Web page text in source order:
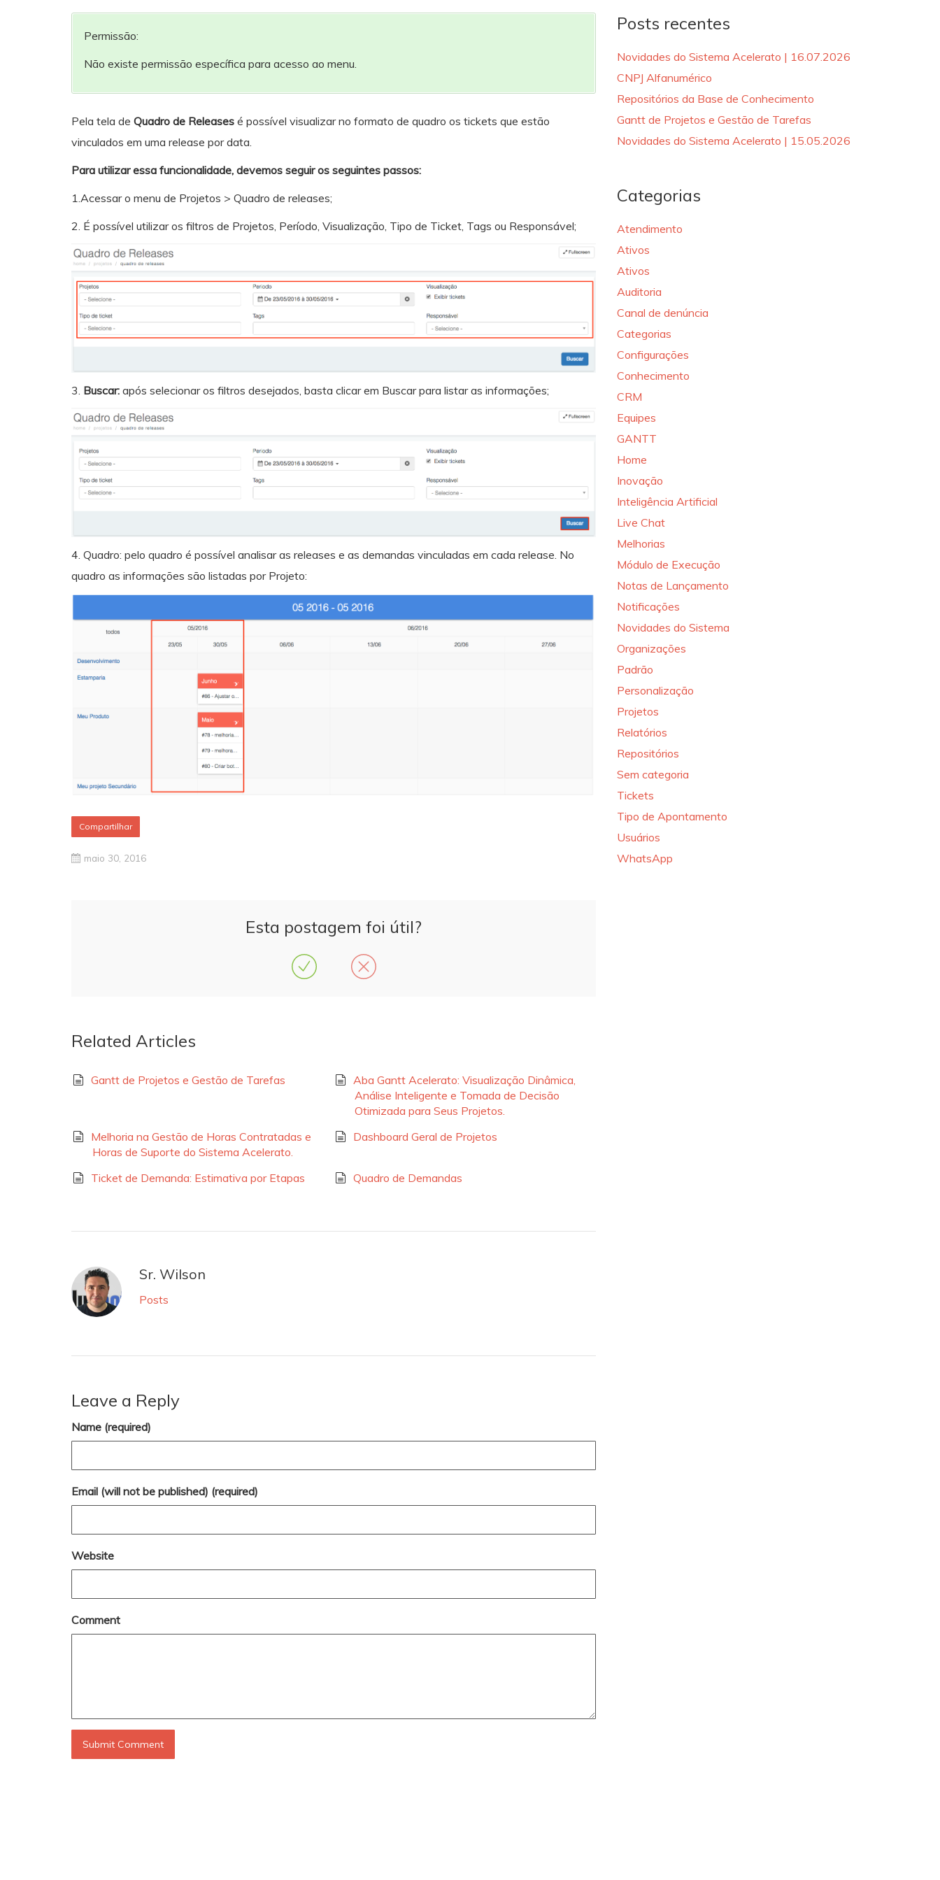
Permissão:
Não existe permissão específica para acesso ao menu.
Pela tela de Quadro de Releases é possível visualizar no formato de quadro os tickets que estão
vinculados em uma release por data.
Para utilizar essa funcionalidade, devemos seguir os seguintes passos:
1.Acessar o menu de Projetos > Quadro de releases;
2. É possível utilizar os filtros de Projetos, Período, Visualização, Tipo de Ticket, Tags ou Responsável;
3. Buscar: após selecionar os filtros desejados, basta clicar em Buscar para listar as informações;
4. Quadro: pelo quadro é possível analisar as releases e as demandas vinculadas em cada release. No
quadro as informações são listadas por Projeto:
Compartilhar
maio 30, 2016
Esta postagem foi útil?
Related Articles
Gantt de Projetos e Gestão de Tarefas
Aba Gantt Acelerato: Visualização Dinâmica,
Análise Inteligente e Tomada de Decisão
Otimizada para Seus Projetos.
Melhoria na Gestão de Horas Contratadas e
Horas de Suporte do Sistema Acelerato.
Dashboard Geral de Projetos
Ticket de Demanda: Estimativa por Etapas Quadro de Demandas
Sr. Wilson
Posts
Leave a Reply
Name (required)
Email (will not be published) (required)
Website
Comment
Posts recentes
Novidades do Sistema Acelerato | 16.07.2026
CNPJ Alfanumérico
Repositórios da Base de Conhecimento
Gantt de Projetos e Gestão de Tarefas
Novidades do Sistema Acelerato | 15.05.2026
Categorias
Atendimento
Ativos
Ativos
Auditoria
Canal de denúncia
Categorias
Configurações
Conhecimento
CRM
Equipes
GANTT
Home
Inovação
Inteligência Artificial
Live Chat
Melhorias
Módulo de Execução
Notas de Lançamento
Notificações
Novidades do Sistema
Organizações
Padrão
Personalização
Projetos
Relatórios
Repositórios
Sem categoria
Tickets
Tipo de Apontamento
Usuários
WhatsApp